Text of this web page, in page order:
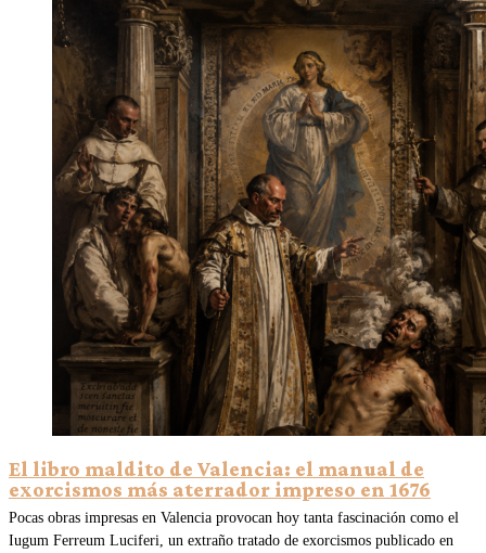
El libro maldito de Valencia: el manual de
exorcismos más aterrador impreso en 1676
Pocas obras impresas en Valencia provocan hoy tanta fascinación como el
Iugum Ferreum Luciferi, un extraño tratado de exorcismos publicado en